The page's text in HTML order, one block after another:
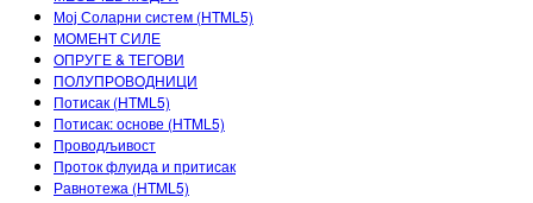
Customizable Sims
Teaching with PhET
DEIB in STEM Ed
SceneryStack OSE
Impact Report
Мој Соларни систем (HTML5)
МОМЕНТ СИЛЕ
ОПРУГЕ & ТЕГОВИ
ПОЛУПРОВОДНИЦИ
Потисак (HTML5)
Потисак: основе (HTML5)
Проводљивост
Проток флуида и притисак
Равнотежа (HTML5)